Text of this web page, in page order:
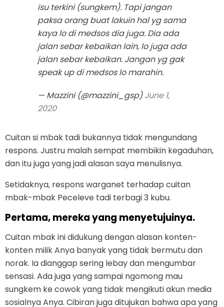
isu terkini (sungkem). Tapi jangan
paksa orang buat lakuin hal yg sama
kaya lo di medsos dia juga. Dia ada
jalan sebar kebaikan lain, lo juga ada
jalan sebar kebaikan. Jangan yg gak
speak up di medsos lo marahin.
— Mazzini (@mazzini_gsp)June 1,
2020
Cuitan si mbak tadi bukannya tidak mengundang
respons. Justru malah sempat membikin kegaduhan,
dan itu juga yang jadi alasan saya menulisnya.
Setidaknya, respons warganet terhadap cuitan
mbak-mbak Peceleve tadi terbagi 3 kubu.
Pertama, mereka yang menyetujuinya.
Cuitan mbak ini didukung dengan alasan konten-
konten milik Anya banyak yang tidak bermutu dan
norak. Ia dianggap sering lebay dan mengumbar
sensasi. Ada juga yang sampai ngomong mau
sungkem ke cowok yang tidak mengikuti akun media
sosialnya Anya. Cibiran juga ditujukan bahwa apa yang